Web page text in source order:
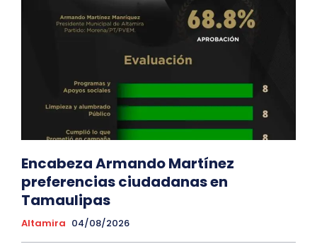
Encabeza Armando Martínez
preferencias ciudadanas en
Tamaulipas
Altamira 04/08/2026